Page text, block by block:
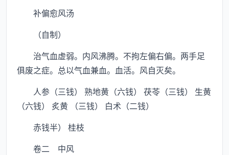
补偏愈风汤
（自制）
治气血虚弱。内风沸腾。不拘左偏右偏。两手足
俱废之症。总以气血兼血。血活。风自灭矣。
人参（三钱） 熟地黄（六钱） 茯苓（三钱） 生黄
（六钱） 炙黄 （三钱） 白术（二钱）
赤钱半） 桂枝
卷二 中风